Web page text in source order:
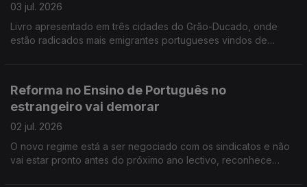
03 jul. 2026
Livro apresentado em três cidades do Grão-Ducado, onde
estão radicados mais emigrantes portugueses vindos de
Reforma no Ensino de Português no
estrangeiro vai demorar
02 jul. 2026
O novo regime está a ser negociado com os sindicatos e não
vai estar pronto antes do próximo ano lectivo, reconhece